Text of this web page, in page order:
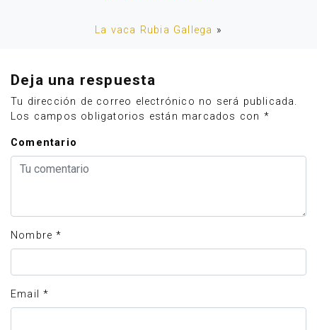
La vaca Rubia Gallega »
Deja una respuesta
Tu dirección de correo electrónico no será publicada.
Los campos obligatorios están marcados con *
Comentario
Nombre *
Email *